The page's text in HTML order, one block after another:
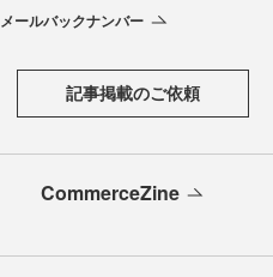
メールバックナンバー
記事掲載のご依頼
CommerceZine